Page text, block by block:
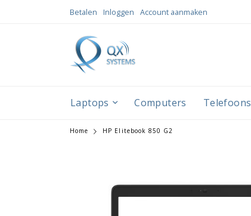
Ga
inhoud
Betalen Inloggen Account aanmaken
Laptops Computers Telefoons
Home HP Elitebook 850 G2